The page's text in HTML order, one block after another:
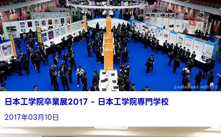
日本工学院卒業展2017 - 日本工学院専門学校
2017年03月10日